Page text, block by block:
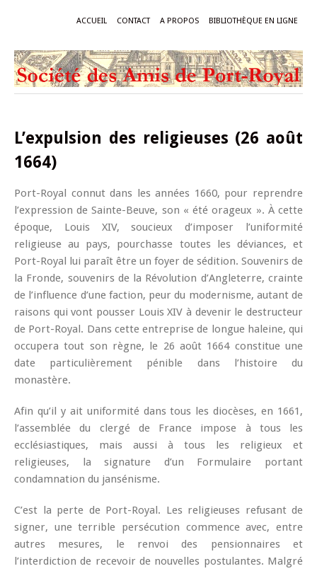
ACCUEIL CONTACT A PROPOS BIBLIOTHÈQUE EN LIGNE
L’expulsion des religieuses (26 août
1664)
Port-Royal connut dans les années 1660, pour reprendre
l’expression de Sainte-Beuve, son « été orageux ». À cette
époque, Louis XIV, soucieux d’imposer l’uniformité
religieuse au pays, pourchasse toutes les déviances, et
Port-Royal lui paraît être un foyer de sédition. Souvenirs de
la Fronde, souvenirs de la Révolution d’Angleterre, crainte
de l’influence d’une faction, peur du modernisme, autant de
raisons qui vont pousser Louis XIV à devenir le destructeur
de Port-Royal. Dans cette entreprise de longue haleine, qui
occupera tout son règne, le 26 août 1664 constitue une
date particulièrement pénible dans l’histoire du
monastère.
Afin qu’il y ait uniformité dans tous les diocèses, en 1661,
l’assemblée du clergé de France impose à tous les
ecclésiastiques, mais aussi à tous les religieux et
religieuses, la signature d’un Formulaire portant
condamnation du jansénisme.
C’est la perte de Port-Royal. Les religieuses refusant de
signer, une terrible persécution commence avec, entre
autres mesures, le renvoi des pensionnaires et
l’interdiction de recevoir de nouvelles postulantes. Malgré